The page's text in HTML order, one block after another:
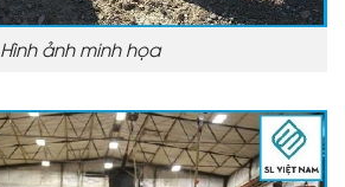
Hình ảnh minh họa